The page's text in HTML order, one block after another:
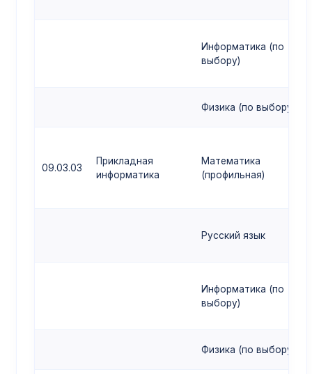
Информатика (по
выбору)
Физика (по выбору)
09.03.03
Прикладная
информатика
Математика
(профильная)
Русский язык
Информатика (по
выбору)
Физика (по выбору)